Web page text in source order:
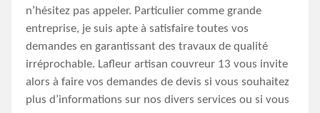
n’hésitez pas appeler. Particulier comme grande
entreprise, je suis apte à satisfaire toutes vos
demandes en garantissant des travaux de qualité
irréprochable. Lafleur artisan couvreur 13 vous invite
alors à faire vos demandes de devis si vous souhaitez
plus d’informations sur nos divers services ou si vous